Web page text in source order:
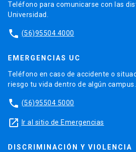
Teléfono para comunicarse con las
Universidad.
phone (56)95504 4000
EMERGENCIAS UC
Teléfono en caso de accidente o
riesgo tu vida dentro de algún campus.
phone (56)95504 5000
launch Ir al sitio de Emergencias
DISCRIMINACIÓN Y VIOLENCIA